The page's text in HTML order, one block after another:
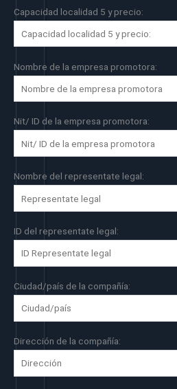
Capacidad localidad 5 y precio:
Nombre de la empresa promotora:
Nit/ ID de la empresa promotora:
Nombre del representate legal:
ID del representate legal:
Ciudad/país de la compañía:
Dirección de la compañía: